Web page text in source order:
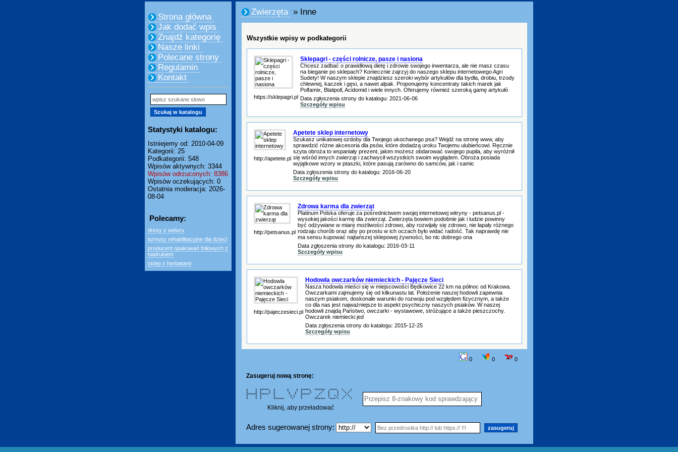
Strona główna
Jak dodać wpis
Znajdź kategorię
Nasze linki
Polecane strony
Regulamin
Kontakt
Statystyki katalogu:
Istniejemy od: 2010-04-09
Kategorii: 25
Podkategorii: 548
Wpisów aktywnych: 3344
Wpisów odrzuconych: 8386
Wpisów oczekujących: 0
Ostatnia moderacja: 2026-
08-04
Polecamy:
dresy z weluru
turnusy rehabilitacyjne dla dzieci
producent opakowań foliowych z
nadrukiem
sklep z herbatami
Zwierzęta » Inne
Wszystkie wpisy w podkategorii
https://sklepagri.pl
Sklepagri - części rolnicze, pasze i nasiona
Chcesz zadbać o prawidłową dietę i zdrowie swojego inwentarza, ale nie masz czasu
na bieganie po sklepach? Koniecznie zajrzyj do naszego sklepu internetowego Agri
Sudety! W naszym sklepie znajdziesz szeroki wybór artykułów dla bydła, drobiu, trzody
chlewnej, kaczek i gęsi, a nawet alpak. Proponujemy koncentraty takich marek jak
Polfamix, Blatipoll, Acidomid i wiele innych. Oferujemy również szeroką gamę artykułó
Data zgłoszenia strony do katalogu: 2021-06-06
Szczegóły wpisu
http://apetete.pl
Apetete sklep internetowy
Szukasz unikatowej ozdoby dla Twojego ukochanego psa? Wejdź na stronę www, aby
sprawdzić różne akcesoria dla psów, które dodadzą uroku Twojemu ulubieńcowi. Ręcznie
szyta obroża to wspaniały prezent, jakim możesz obdarować swojego pupila, aby wyróżnił
się wśród innych zwierząt i zachwycił wszystkich swoim wyglądem. Obroża posiada
wyjątkowe wzory w ptaszki, które pasują zarówno do samców, jak i samic
Data zgłoszenia strony do katalogu: 2016-06-20
Szczegóły wpisu
http://petsanus.pl
Zdrowa karma dla zwierząt
Platinum Polska oferuje za pośrednictwem swojej internetowej witryny - petsanus.pl -
wysokiej jakości karmę dla zwierząt. Zwierzęta bowiem podobnie jak i ludzie powinny
być odżywiane w miarę możliwości zdrowo, aby rozwijały się zdrowo, nie łapały różnego
rodzaju chorób oraz aby po prostu w ich oczach było widać radość. Tak naprawdę nie
ma sensu kupować najtańszej sklepowej żywności, bo nic dobrego ona
Data zgłoszenia strony do katalogu: 2016-03-11
Szczegóły wpisu
http://pajeczesieci.pl
Hodowla owczarków niemieckich - Pajęcze Sieci
Nasza hodowla mieści się w miejscowości Będkowice 22 km na północ od Krakowa.
Owczarkami zajmujemy się od kilkunastu lat. Położenie naszej hodowli zapewnia
naszym psiakom, doskonałe warunki do rozwoju pod względem fizycznym, a także
co dla nas jest najważniejsze to aspekt psychiczny naszych psiaków. W naszej
hodowli znajdą Państwo, owczarki - wystawowe, stróżujące a także pieszczochy.
Owczarek niemiecki jed
Data zgłoszenia strony do katalogu: 2015-12-25
Szczegóły wpisu
0 0 0
Zasugeruj nową stronę:
* * ****** * * * ****** ******* ***** * *
* * * * * * * * * * * * * *
* * * * * * * * * * * * * *
******* ****** * * * ****** * * * *
* * * * * * * * * * * * *
* * * * * * * * * * * *
* * * ******* * * ******* **** * * *
Kliknij, aby przeładować
Adres sugerowanej strony: